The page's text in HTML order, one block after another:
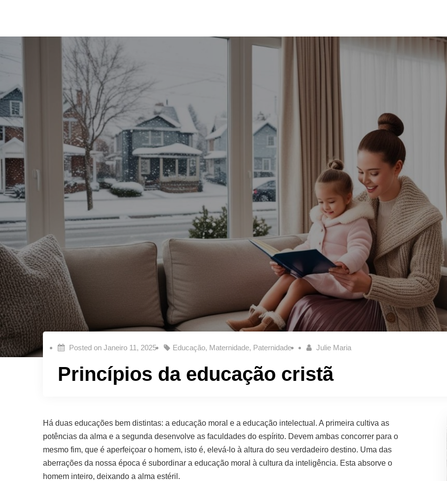
Posted on Janeiro 11, 2025 Educação, Maternidade, Paternidade Julie Maria
Princípios da educação cristã
Há duas educações bem distintas: a educação moral e a educação intelectual. A primeira cultiva as
potências da alma e a segunda desenvolve as faculdades do espírito. Devem ambas concorrer para o
mesmo fim, que é aperfeiçoar o homem, isto é, elevá-lo à altura do seu verdadeiro destino. Uma das
aberrações da nossa época é subordinar a educação moral à cultura da inteligência. Esta absorve o
homem inteiro, deixando a alma estéril.